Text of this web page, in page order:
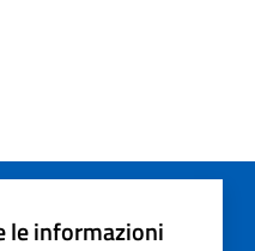
le informazioni